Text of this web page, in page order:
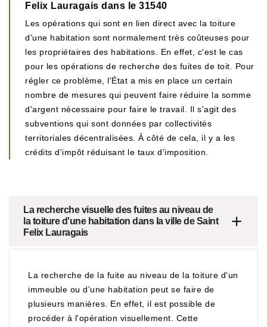
Felix Lauragais dans le 31540
Les opérations qui sont en lien direct avec la toiture
d'une habitation sont normalement très coûteuses pour
les propriétaires des habitations. En effet, c'est le cas
pour les opérations de recherche des fuites de toit. Pour
régler ce problème, l'État a mis en place un certain
nombre de mesures qui peuvent faire réduire la somme
d'argent nécessaire pour faire le travail. Il s'agit des
subventions qui sont données par collectivités
territoriales décentralisées. À côté de cela, il y a les
crédits d'impôt réduisant le taux d'imposition.
La recherche visuelle des fuites au niveau de
la toiture d'une habitation dans la ville de Saint
Felix Lauragais
La recherche de la fuite au niveau de la toiture d'un
immeuble ou d'une habitation peut se faire de
plusieurs manières. En effet, il est possible de
procéder à l'opération visuellement. Cette